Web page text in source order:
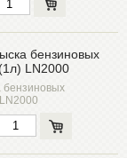
бензиновых
LN2000
бензиновых